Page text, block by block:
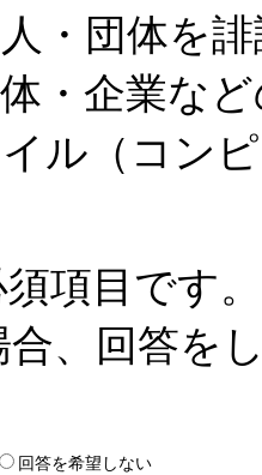
・団体を
・企業な
ル（コン
項目です
、回答を
回答を希望しない